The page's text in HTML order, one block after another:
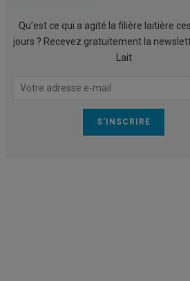
Qu’est ce qui a agité la filière laitière
jours ? Recevez gratuitement la
Lait